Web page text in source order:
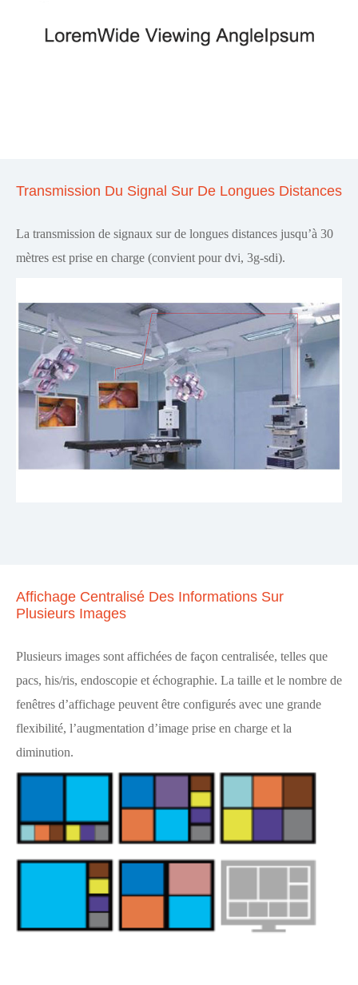
Transmission Du Signal Sur De Longues Distances
La transmission de signaux sur de longues distances jusqu’à 30
mètres est prise en charge (convient pour dvi, 3g-sdi).
Affichage Centralisé Des Informations Sur
Plusieurs Images
Plusieurs images sont affichées de façon centralisée, telles que
pacs, his/ris, endoscopie et échographie. La taille et le nombre de
fenêtres d’affichage peuvent être configurés avec une grande
flexibilité, l’augmentation d’image prise en charge et la
diminution.